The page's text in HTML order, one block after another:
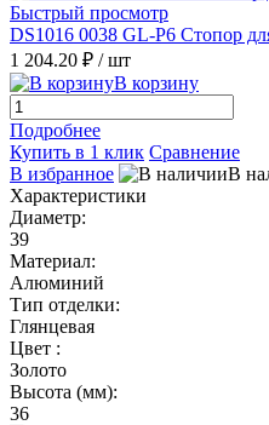
Быстрый просмотр
DS1016 0038 GL-P6 Стопор
1 204.20 ₽ / шт
В корзину
Подробнее
Купить в 1 клик Сравнение
В избранное
В
Характеристики
Диаметр:
39
Материал:
Алюминий
Тип отделки:
Глянцевая
Цвет :
Золото
Высота (мм):
36